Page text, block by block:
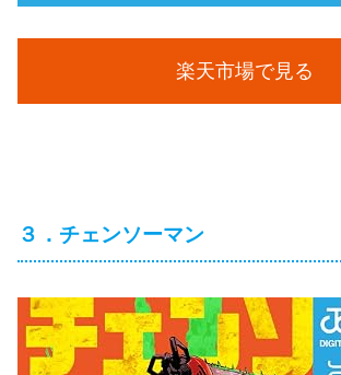
楽天市場で見る
３．チェンソーマン